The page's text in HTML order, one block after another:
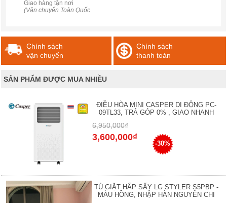
Giao hàng tận nơi
(Vận chuyển Toàn Quốc
Chính sách
vận chuyển
Chính sách
thanh toán
SẢN PHẨM ĐƯỢC MUA NHIỀU
ĐIỀU HÒA MINI CASPER DI ĐỘNG PC-
09TL33, TRẢ GÓP 0% , GIAO NHANH
6,950,000₫
3,600,000₫
-30%
TỦ GIẶT HẤP SẤY LG STYLER S5PBP -
MÀU HỒNG, NHẬP HÀN NGUYÊN CHI